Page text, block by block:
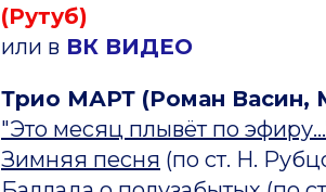
(Рутуб)
или в ВК ВИДЕО
Трио МАРТ (Роман Васин,
"Это месяц плывёт по
Зимняя песня (по ст. Н.